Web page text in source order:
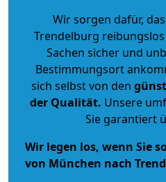
Wir sorgen dafür,
Trendelburg
Sachen sicher und
Bestimmungsort
sich selbst von den
der Qualität. Unsere
Sie garantiert
Wir legen los, wenn Sie
von München nach